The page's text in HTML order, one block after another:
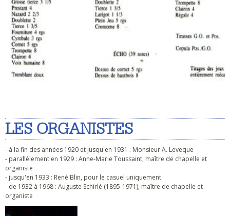
LES ORGANISTES
- à la fin des années 1920 et jusqu'en 1931 : Monsieur A. Leveque
- parallèlement en 1929 : Anne-Marie Toussaint, maître de chapelle et
organiste
- jusqu'en 1933 : René Blin, pour le casuel uniquement
- de 1932 à 1968 : Auguste Schirlé (1895-1971), maître de chapelle et
organiste